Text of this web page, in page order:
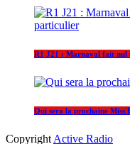
R1 J21 : Marnaval fait nul
Qui sera la prochaine Miss
Copyright Active Radio